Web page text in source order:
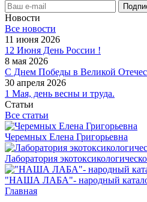
Новости
Все новости
11 июня 2026
12 Июня День России !
8 мая 2026
С Днем Победы в Великой
30 апреля 2026
1 Мая, день весны и труда.
Статьи
Все статьи
Черемных Елена Григорьевна
Лаборатория
"НАША ЛАБА"- народный
Главная